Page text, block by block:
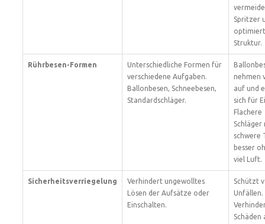
Spritzer
optimiert
Struktur.
Rührbesen-Formen
Unterschiedliche Formen für
verschiedene Aufgaben.
Ballonbesen, Schneebesen,
Standardschläger.
nehmen
auf und
sich für
Flachere
Schläger
schwere
besser
viel Luft.
Sicherheitsverriegelung
Verhindert ungewolltes
Lösen der Aufsätze oder
Einschalten.
Schützt
Unfällen.
Schäden